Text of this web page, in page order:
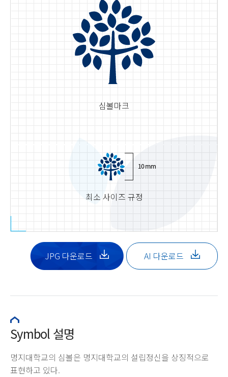
심볼마크
최소 사이즈 규정
JPG 다운로드 AI 다운로드
Symbol 설명
명지대학교의 심볼은 명지대학교의 설립정신을 상징적으로
표현하고 있다.